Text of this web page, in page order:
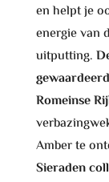
en helpt je
energie van
uitputting.
Romeinse
Amber te
Sieraden